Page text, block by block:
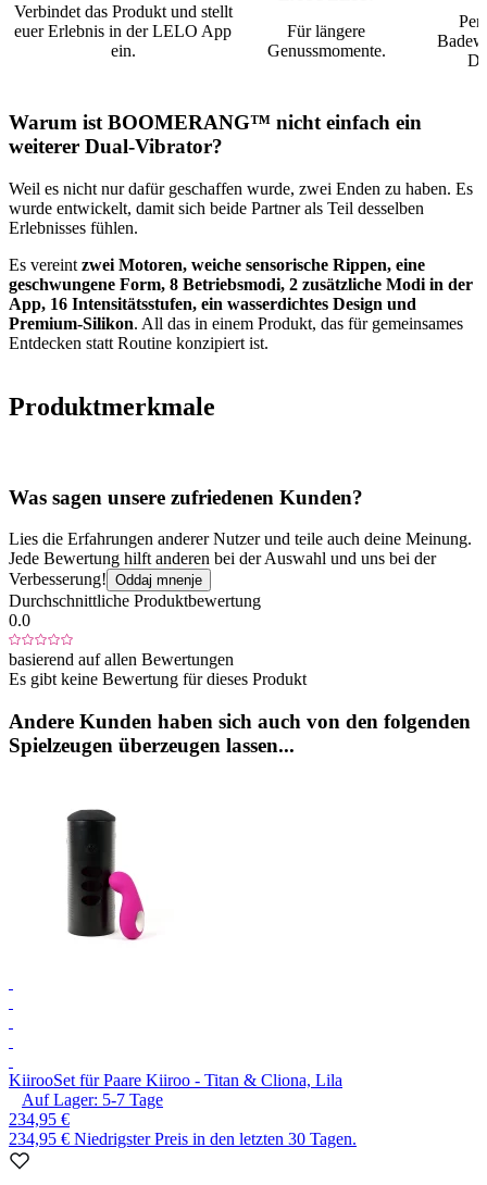
Verbindet das Produkt und stellt
euer Erlebnis in der LELO App
ein.
Für längere
Genussmomente.
Warum ist BOOMERANG™ nicht einfach ein
weiterer Dual-Vibrator?
Weil es nicht nur dafür geschaffen wurde, zwei Enden zu haben. Es
wurde entwickelt, damit sich beide Partner als Teil desselben
Erlebnisses fühlen.
Es vereint zwei Motoren, weiche sensorische Rippen, eine
geschwungene Form, 8 Betriebsmodi, 2 zusätzliche Modi in der
App, 16 Intensitätsstufen, ein wasserdichtes Design und
Premium-Silikon. All das in einem Produkt, das für gemeinsames
Entdecken statt Routine konzipiert ist.
Produktmerkmale
Was sagen unsere zufriedenen Kunden?
Lies die Erfahrungen anderer Nutzer und teile auch deine Meinung.
Jede Bewertung hilft anderen bei der Auswahl und uns bei der
Verbesserung! Oddaj mnenje
Durchschnittliche Produktbewertung
0.0
basierend auf allen Bewertungen
Es gibt keine Bewertung für dieses Produkt
Andere Kunden haben sich auch von den folgenden
Spielzeugen überzeugen lassen...
KiirooSet für Paare Kiiroo - Titan & Cliona, Lila
Auf Lager: 5-7 Tage
234,95 €
234,95 € Niedrigster Preis in den letzten 30 Tagen.